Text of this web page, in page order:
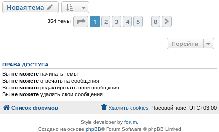
Новая тема
354 темы Страница из
1 2 3 4 5 8
Перейти
ПРАВА ДОСТУПА
Вы не можете начинать темы
Вы не можете отвечать на сообщения
Вы не можете редактировать свои сообщения
Вы не можете удалять свои сообщения
Список форумов Часовой пояс: UTC+03:00
Удалить cookies
Style developer by forum
Создано на основе phpBB® Forum Software © phpBB Limited